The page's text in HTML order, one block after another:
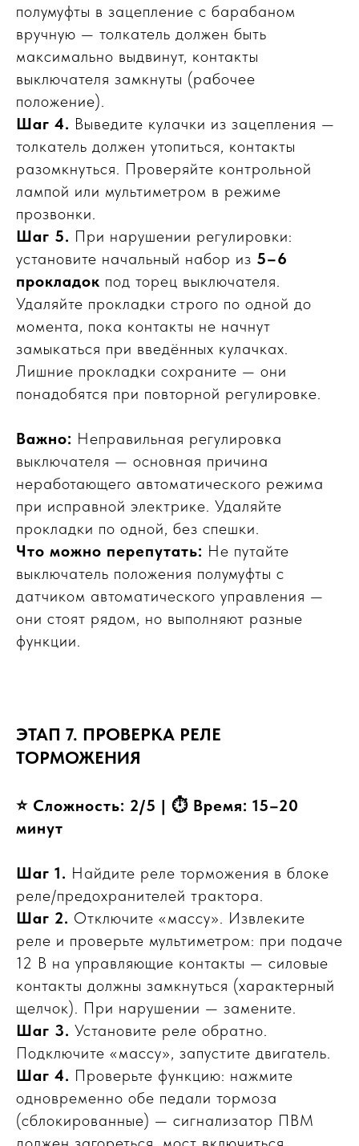
полумуфты в зацепление с барабаном
вручную — толкатель должен быть
максимально выдвинут, контакты
выключателя замкнуты (рабочее
положение).
Шаг 4. Выведите кулачки из зацепления —
толкатель должен утопиться, контакты
разомкнуться. Проверяйте контрольной
лампой или мультиметром в режиме
прозвонки.
Шаг 5. При нарушении регулировки:
установите начальный набор из 5–6
прокладок под торец выключателя.
Удаляйте прокладки строго по одной до
момента, пока контакты не начнут
замыкаться при введённых кулачках.
Лишние прокладки сохраните — они
понадобятся при повторной регулировке.
Важно: Неправильная регулировка
выключателя — основная причина
неработающего автоматического режима
при исправной электрике. Удаляйте
прокладки по одной, без спешки.
Что можно перепутать: Не путайте
выключатель положения полумуфты с
датчиком автоматического управления —
они стоят рядом, но выполняют разные
функции.
ЭТАП 7. ПРОВЕРКА РЕЛЕ
ТОРМОЖЕНИЯ
⭐ Сложность: 2/5 | ⏱ Время: 15–20
минут
Шаг 1. Найдите реле торможения в блоке
реле/предохранителей трактора.
Шаг 2. Отключите «массу». Извлеките
реле и проверьте мультиметром: при подаче
12 В на управляющие контакты — силовые
контакты должны замкнуться (характерный
щелчок). При нарушении — замените.
Шаг 3. Установите реле обратно.
Подключите «массу», запустите двигатель.
Шаг 4. Проверьте функцию: нажмите
одновременно обе педали тормоза
(сблокированные) — сигнализатор ПВМ